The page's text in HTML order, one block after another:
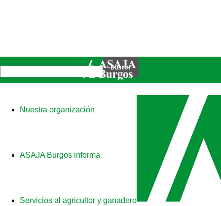
Nuestra organización
ASAJA Burgos informa
Servicios al agricultor y ganadero